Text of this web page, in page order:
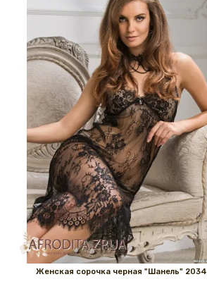
Женская сорочка черная "Шанель" 2034